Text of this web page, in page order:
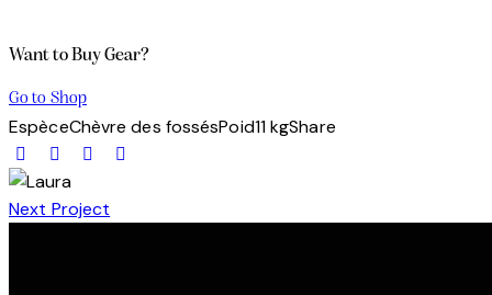
Want to Buy Gear?
Go to Shop
EspèceChèvre des fossésPoid11 kgShare
Next Project